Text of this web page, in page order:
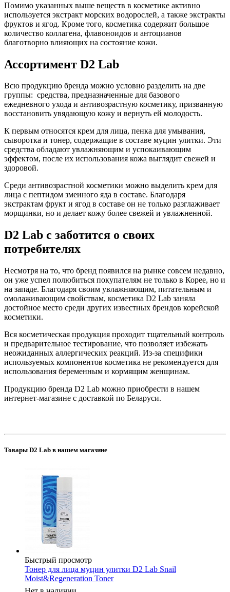
Помимо указанных выше веществ в косметике активно
используется экстракт морских водорослей, а также экстракты
фруктов и ягод. Кроме того, косметика содержит большое
количество коллагена, флавоноидов и антоцианов
благотворно влияющих на состояние кожи.
Ассортимент D2 Lab
Всю продукцию бренда можно условно разделить на две
группы: средства, предназначенные для базового
ежедневного ухода и антивозрастную косметику, призванную
восстановить увядающую кожу и вернуть ей молодость.
К первым относятся крем для лица, пенка для умывания,
сыворотка и тонер, содержащие в составе муцин улитки. Эти
средства обладают увлажняющим и успокаивающим
эффектом, после их использования кожа выглядит свежей и
здоровой.
Среди антивозрастной косметики можно выделить крем для
лица с пептидом змеиного яда в составе. Благодаря
экстрактам фрукт и ягод в составе он не только разглаживает
морщинки, но и делает кожу более свежей и увлажненной.
D2 Lab с заботится о своих
потребителях
Несмотря на то, что бренд появился на рынке совсем недавно,
он уже успел полюбиться покупателям не только в Корее, но и
на западе. Благодаря своим увлажняющим, питательным и
омолаживающим свойствам, косметика D2 Lab заняла
достойное место среди других известных брендов корейской
косметики.
Вся косметическая продукция проходит тщательный контроль
и предварительное тестирование, что позволяет избежать
неожиданных аллергических реакций. Из-за специфики
используемых компонентов косметика не рекомендуется для
использования беременным и кормящим женщинам.
Продукцию бренда D2 Lab можно приобрести в нашем
интернет-магазине с доставкой по Беларуси.
Товары D2 Lab в нашем магазине
Быстрый просмотр
Тонер для лица муцин улитки D2 Lab Snail
Moist&Regeneration Toner